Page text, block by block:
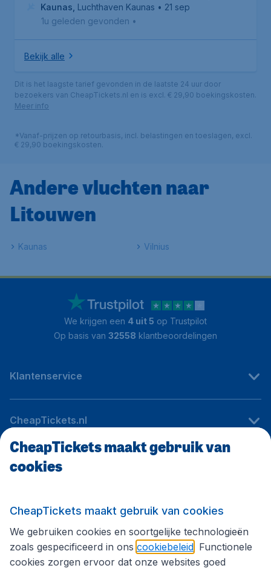
Kaunas Luchthaven Kaunas • 21 sep
1u geleden gevonden •
Bekijk alle
Dit is het laagste tarief gevonden in de laatste 24 uur door
bezoekers van CheapTickets.nl en is excl. € 29,90 boekingskosten.
Meer info
*Vanaf-prijzen op retourbasis, incl. belastingen en toeslagen, excl.
€ 29,90 boekingskosten.
Andere vluchten naar
Litouwen
Kaunas Vilnius
We krijgen een 4 uit 5 op Trustpilot
Op basis van 32558 klantbeoordelingen
Klantenservice
CheapTickets.nl
Internationale sites
Volg CheapTickets.nl
CheapTickets maakt gebruik van
cookies
CheapTickets maakt gebruik van cookies
We gebruiken cookies en soortgelijke technologieën
zoals gespecificeerd in ons cookiebeleid . Functionele
cookies zorgen ervoor dat onze websites goed